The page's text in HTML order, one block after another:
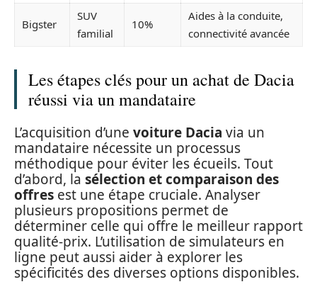
Bigster
SUV
familial
10%
Aides à la conduite,
connectivité avancée
Les étapes clés pour un achat de Dacia
réussi via un mandataire
L’acquisition d’une voiture Dacia via un
mandataire nécessite un processus
méthodique pour éviter les écueils. Tout
d’abord, la sélection et comparaison des
offres est une étape cruciale. Analyser
plusieurs propositions permet de
déterminer celle qui offre le meilleur rapport
qualité-prix. L’utilisation de simulateurs en
ligne peut aussi aider à explorer les
spécificités des diverses options disponibles.